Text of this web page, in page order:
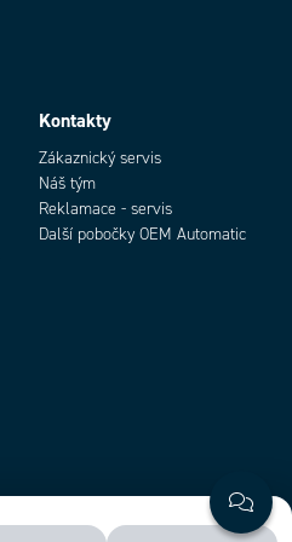
Kontakty
Zákaznický servis
Náš tým
Reklamace - servis
Další pobočky OEM Automatic